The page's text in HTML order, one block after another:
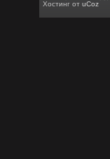
Хостинг отuCoz